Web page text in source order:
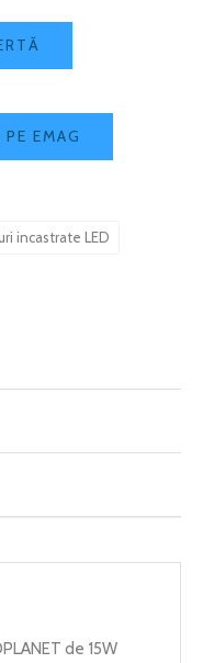
EMAG
incastrate LED
de 15W